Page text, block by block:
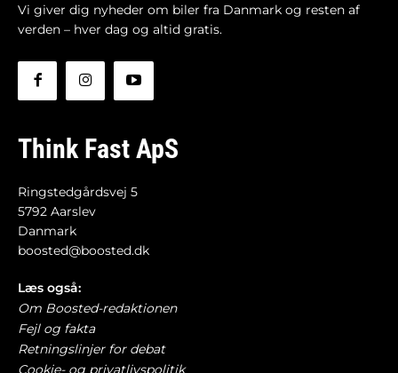
Vi giver dig nyheder om biler fra Danmark og resten af
verden – hver dag og altid gratis.
Think Fast ApS
Ringstedgårdsvej 5
5792 Aarslev
Danmark
boosted@boosted.dk
Læs også:
Om Boosted-redaktionen
Fejl og fakta
Retningslinjer for debat
Cookie- og privatlivspolitik